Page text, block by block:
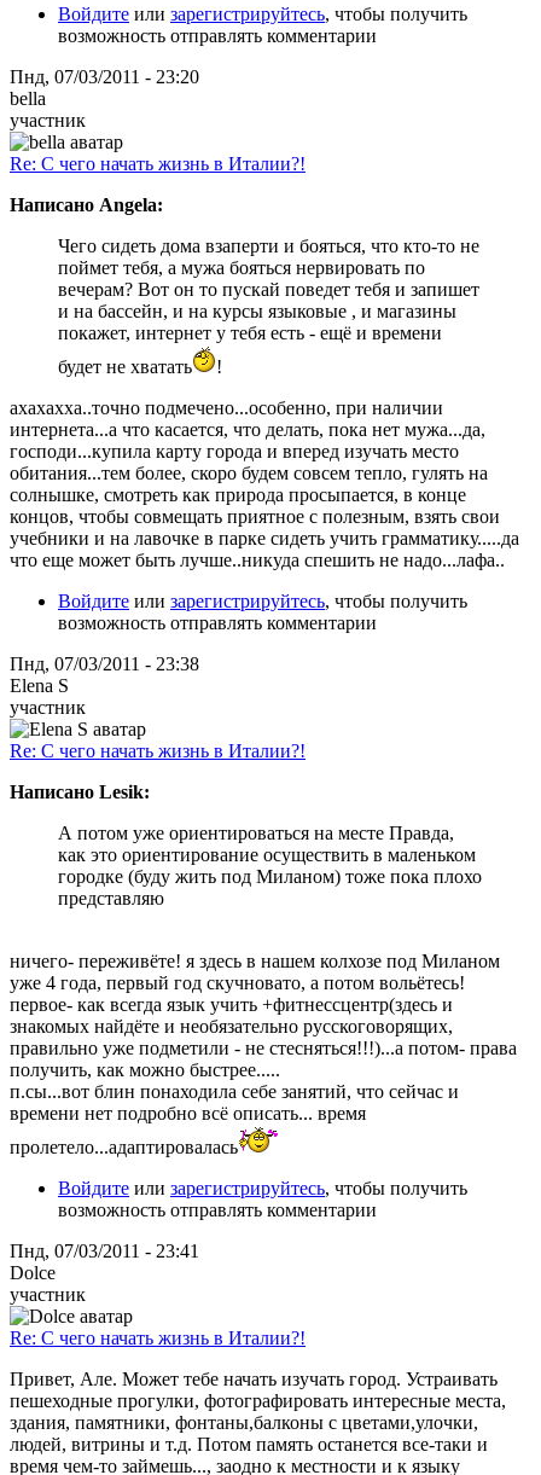
Войдите или зарегистрируйтесь, чтобы получить
возможность отправлять комментарии
Пнд, 07/03/2011 - 23:20
bella
участник
Re: С чего начать жизнь в Италии?!
Написано Angela:
Чего сидеть дома взаперти и бояться, что кто-то не
поймет тебя, а мужа бояться нервировать по
вечерам? Вот он то пускай поведет тебя и запишет
и на бассейн, и на курсы языковые , и магазины
покажет, интернет у тебя есть - ещё и времени
будет не хватать
!
ахахахха..точно подмечено...особенно, при наличии
интернета...а что касается, что делать, пока нет мужа...да,
господи...купила карту города и вперед изучать место
обитания...тем более, скоро будем совсем тепло, гулять на
солнышке, смотреть как природа просыпается, в конце
концов, чтобы совмещать приятное с полезным, взять свои
учебники и на лавочке в парке сидеть учить грамматику.....да
что еще может быть лучше..никуда спешить не надо...лафа..
Войдите или зарегистрируйтесь, чтобы получить
возможность отправлять комментарии
Пнд, 07/03/2011 - 23:38
Elena S
участник
Re: С чего начать жизнь в Италии?!
Написано Lesik:
А потом уже ориентироваться на месте Правда,
как это ориентирование осуществить в маленьком
городке (буду жить под Миланом) тоже пока плохо
представляю
ничего- переживёте! я здесь в нашем колхозе под Миланом
уже 4 года, первый год скучновато, а потом вольётесь!
первое- как всегда язык учить +фитнессцентр(здесь и
знакомых найдёте и необязательно русскоговорящих,
правильно уже подметили - не стесняться!!!)...а потом- права
получить, как можно быстрее.....
п.сы...вот блин понаходила себе занятий, что сейчас и
времени нет подробно всё описать... время
пролетело...адаптировалась
Войдите или зарегистрируйтесь, чтобы получить
возможность отправлять комментарии
Пнд, 07/03/2011 - 23:41
Dolce
участник
Re: С чего начать жизнь в Италии?!
Привет, Але. Может тебе начать изучать город. Устраивать
пешеходные прогулки, фотографировать интересные места,
здания, памятники, фонтаны,балконы с цветами,улочки,
людей, витрины и т.д. Потом память останется все-таки и
время чем-то займешь..., заодно к местности и к языку